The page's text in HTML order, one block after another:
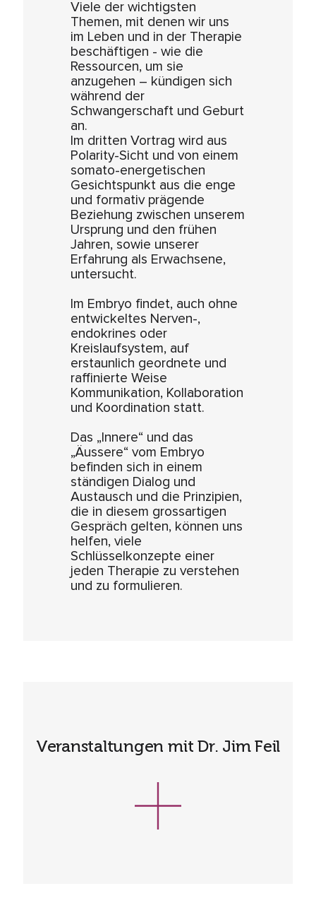
Viele der wichtigsten
Themen, mit denen wir uns
im Leben und in der Therapie
beschäftigen - wie die
Ressourcen, um sie
anzugehen – kündigen sich
während der
Schwangerschaft und Geburt
an.
Im dritten Vortrag wird aus
Polarity-Sicht und von einem
somato-energetischen
Gesichtspunkt aus die enge
und formativ prägende
Beziehung zwischen unserem
Ursprung und den frühen
Jahren, sowie unserer
Erfahrung als Erwachsene,
untersucht.
Im Embryo findet, auch ohne
entwickeltes Nerven-,
endokrines oder
Kreislaufsystem, auf
erstaunlich geordnete und
raffinierte Weise
Kommunikation, Kollaboration
und Koordination statt.
Das „Innere“ und das
„Äussere“ vom Embryo
befinden sich in einem
ständigen Dialog und
Austausch und die Prinzipien,
die in diesem grossartigen
Gespräch gelten, können uns
helfen, viele
Schlüsselkonzepte einer
jeden Therapie zu verstehen
und zu formulieren.
Veranstaltungen mit Dr. Jim Feil